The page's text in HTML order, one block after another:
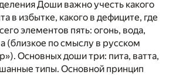
Доши важно учесть какого
в избытке, какого в дефиците, где
элементов пять: огонь, вода,
(близкое по смыслу в русском
Основных доши три: пита, ватта,
типы. Основной принцип